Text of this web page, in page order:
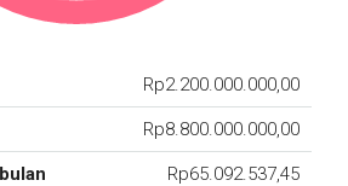
Rp2.200.000.000,00
Rp8.800.000.000,00
Rp65.092.537,45